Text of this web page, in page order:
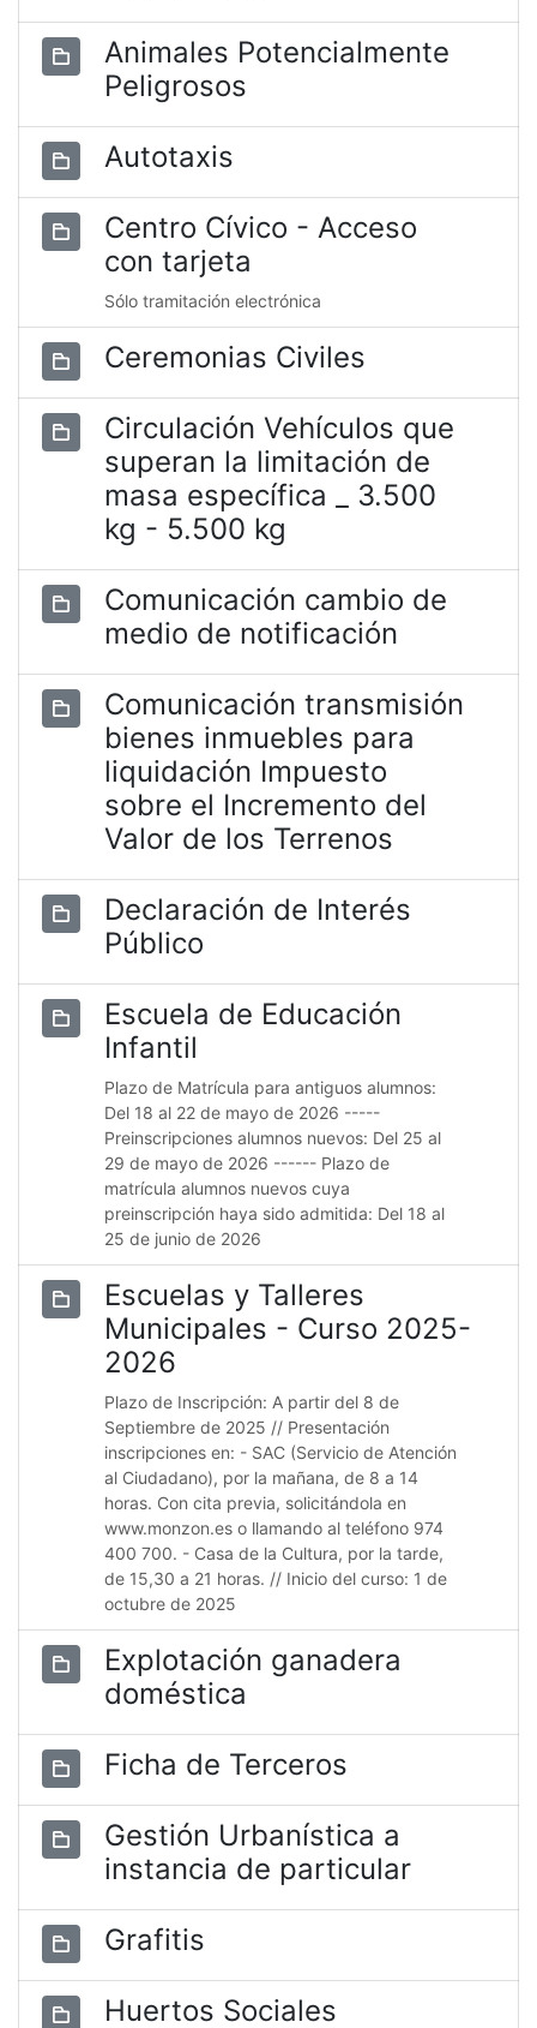
Animales Potencialmente
Peligrosos
Autotaxis
Centro Cívico - Acceso
con tarjeta
Sólo tramitación electrónica
Ceremonias Civiles
Circulación Vehículos que
superan la limitación de
masa específica _ 3.500
kg - 5.500 kg
Comunicación cambio de
medio de notificación
Comunicación transmisión
bienes inmuebles para
liquidación Impuesto
sobre el Incremento del
Valor de los Terrenos
Declaración de Interés
Público
Escuela de Educación
Infantil
Plazo de Matrícula para antiguos alumnos:
Del 18 al 22 de mayo de 2026 -----
Preinscripciones alumnos nuevos: Del 25 al
29 de mayo de 2026 ------ Plazo de
matrícula alumnos nuevos cuya
preinscripción haya sido admitida: Del 18 al
25 de junio de 2026
Escuelas y Talleres
Municipales - Curso 2025-
2026
Plazo de Inscripción: A partir del 8 de
Septiembre de 2025 // Presentación
inscripciones en: - SAC (Servicio de Atención
al Ciudadano), por la mañana, de 8 a 14
horas. Con cita previa, solicitándola en
www.monzon.es o llamando al teléfono 974
400 700. - Casa de la Cultura, por la tarde,
de 15,30 a 21 horas. // Inicio del curso: 1 de
octubre de 2025
Explotación ganadera
doméstica
Ficha de Terceros
Gestión Urbanística a
instancia de particular
Grafitis
Huertos Sociales